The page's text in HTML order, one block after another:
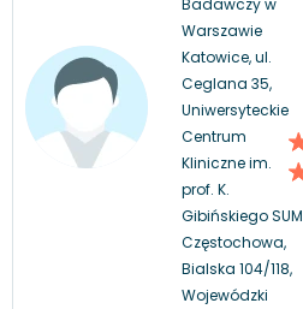
Warszawie
Katowice, ul.
Ceglana 35,
Uniwersyteckie
Centrum
Kliniczne im.
prof. K.
Gibińskiego SUM
Częstochowa,
Bialska 104/118,
Wojewódzki